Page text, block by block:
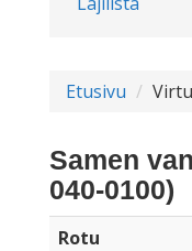
Etusivu
Samen
040-0100)
Rotu